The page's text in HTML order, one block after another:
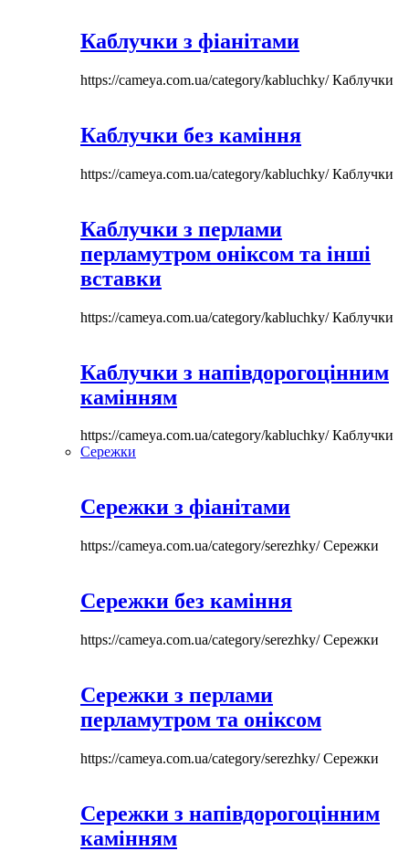
Каблучки з фіанітами
https://cameya.com.ua/category/kabluchky/Каблучки
Каблучки без каміння
https://cameya.com.ua/category/kabluchky/Каблучки
Каблучки з перлами
перламутром оніксом та інші
вставки
https://cameya.com.ua/category/kabluchky/Каблучки
Каблучки з напівдорогоцінним
камінням
https://cameya.com.ua/category/kabluchky/Каблучки
Сережки
Сережки з фіанітами
https://cameya.com.ua/category/serezhky/Сережки
Сережки без каміння
https://cameya.com.ua/category/serezhky/Сережки
Сережки з перлами
перламутром та оніксом
https://cameya.com.ua/category/serezhky/Сережки
Сережки з напівдорогоцінним
камінням